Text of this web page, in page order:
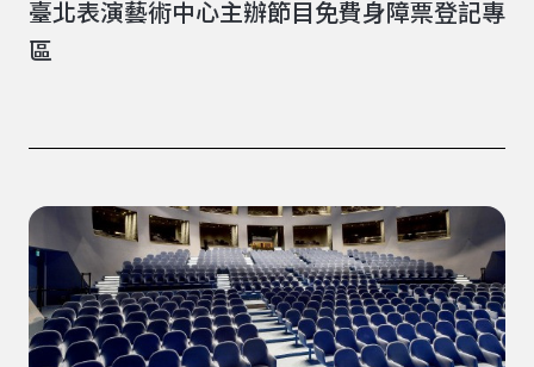
臺北表演藝術中心主辦節目免費身障票登記專
區